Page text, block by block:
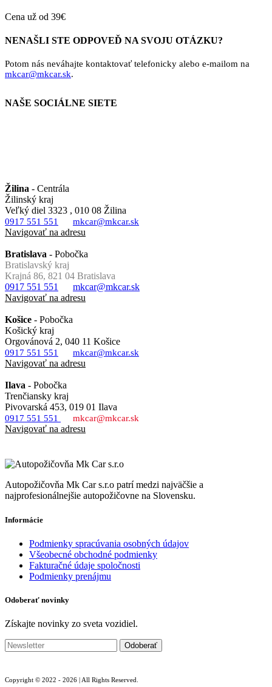
Cena už od 39€
NENAŠLI STE ODPOVEĎ NA SVOJU OTÁZKU?
Potom nás neváhajte kontaktovať telefonicky alebo e-mailom na
mkcar@mkcar.sk.
NAŠE SOCIÁLNE SIETE
Žilina - Centrála
Žilinský kraj
Veľký diel 3323 , 010 08 Žilina
0917 551 551 mkcar@mkcar.sk
Navigovať na adresu
Bratislava - Pobočka
Bratislavský kraj
Krajná 86, 821 04 Bratislava
0917 551 551
mkcar@mkcar.sk
Navigovať na adresu
Košice - Pobočka
Košický kraj
Orgovánová 2, 040 11 Košice
0917 551 551 mkcar@mkcar.sk
Navigovať na adresu
Ilava - Pobočka
Trenčiansky kraj
Pivovarská 453, 019 01 Ilava
0917 551 551 mkcar@mkcar.sk
Navigovať na adresu
Autopožičovňa Mk Car s.r.o patrí medzi najväčšie a
najprofesionálnejšie autopožičovne na Slovensku.
Informácie
Podmienky spracúvania osobných údajov
Všeobecné obchodné podmienky
Fakturačné údaje spoločnosti
Podmienky prenájmu
Odoberať novinky
Získajte novinky zo sveta vozidiel.
Copyright © 2022 - 2026 | All Rights Reserved.